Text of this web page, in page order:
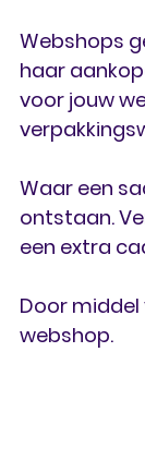
Webshops
haar
voor jouw
Waar een
ontstaan.
een extra
Door middel
webshop.